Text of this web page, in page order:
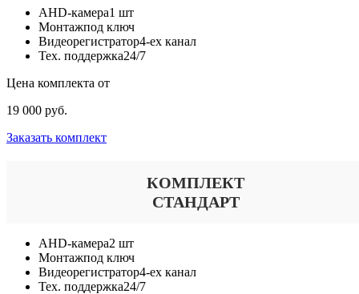
AHD-камера1 шт
Монтажпод ключ
Видеорегистратор4-ех канал
Тех. поддержка24/7
Цена комплекта от
19 000 руб.
Заказать комплект
КОМПЛЕКТ
СТАНДАРТ
AHD-камера2 шт
Монтажпод ключ
Видеорегистратор4-ех канал
Тех. поддержка24/7